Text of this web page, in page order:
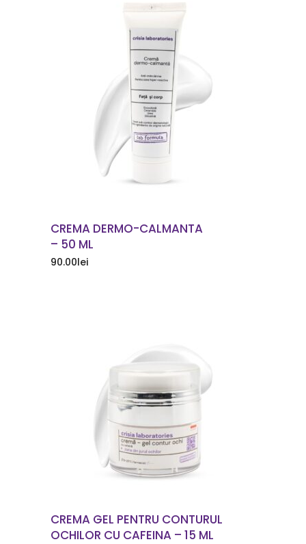
COMANDA ACUM
CREMA DERMO-CALMANTA
– 50 ML
90.00lei
COMANDA ACUM
CREMA GEL PENTRU CONTURUL
OCHILOR CU CAFEINA – 15 ML